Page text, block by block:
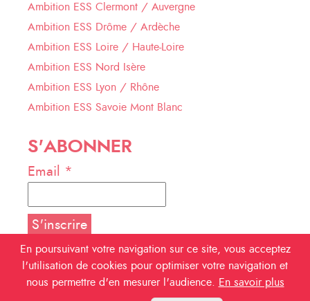
Ambition ESS Clermont / Auvergne
Ambition ESS Drôme / Ardèche
Ambition ESS Loire / Haute-Loire
Ambition ESS Nord Isère
Ambition ESS Lyon / Rhône
Ambition ESS Savoie Mont Blanc
S'ABONNER
Email *
NOUS SUIVRE
En poursuivant votre navigation sur ce site, vous acceptez
l'utilisation de cookies pour optimiser votre navigation et
nous permettre d'en mesurer l'audience.
En savoir plus